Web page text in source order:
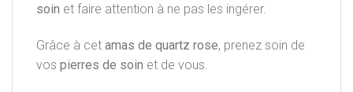
soin et faire attention à ne pas les ingérer.
Grâce à cet amas de quartz rose, prenez soin de
vos pierres de soin et de vous.